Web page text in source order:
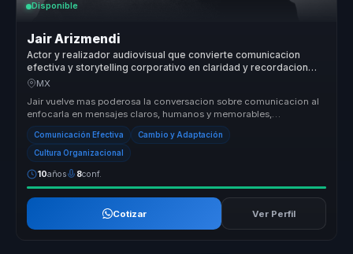
Disponible
Jair Arizmendi
Actor y realizador audiovisual que convierte comunicacion
efectiva y storytelling corporativo en claridad y recordacion
para empresas y equipos.
MX
Jair vuelve mas poderosa la conversacion sobre comunicacion al
enfocarla en mensajes claros, humanos y memorables,
especialmente utiles p...
Comunicación Efectiva Cambio y Adaptación
Cultura Organizacional
10años 8conf.
Cotizar Ver Perfil